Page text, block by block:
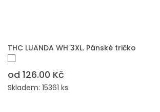
THC LUANDA WH 3XL. Pánské tričko
od 126.00 Kč
Skladem: 15361 ks.